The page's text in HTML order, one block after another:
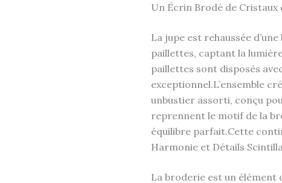
Un Écrin Brodé de Cristaux
La jupe est rehaussée
paillettes, captant la
paillettes sont disposés
exceptionnel.L’ensemble
unbustier assorti, conçu
reprennent le motif de la
équilibre parfait.Cette
Harmonie et Détails
La broderie est un élément